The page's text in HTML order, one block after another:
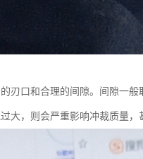
刃口和合理的间隙。间隙一
大，则会严重影响冲裁质量，